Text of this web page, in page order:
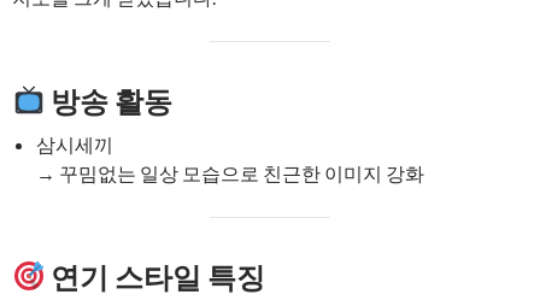
방송 활동
삼시세끼
→ 꾸밈없는 일상 모습으로 친근한 이미지 강화
연기 스타일 특징